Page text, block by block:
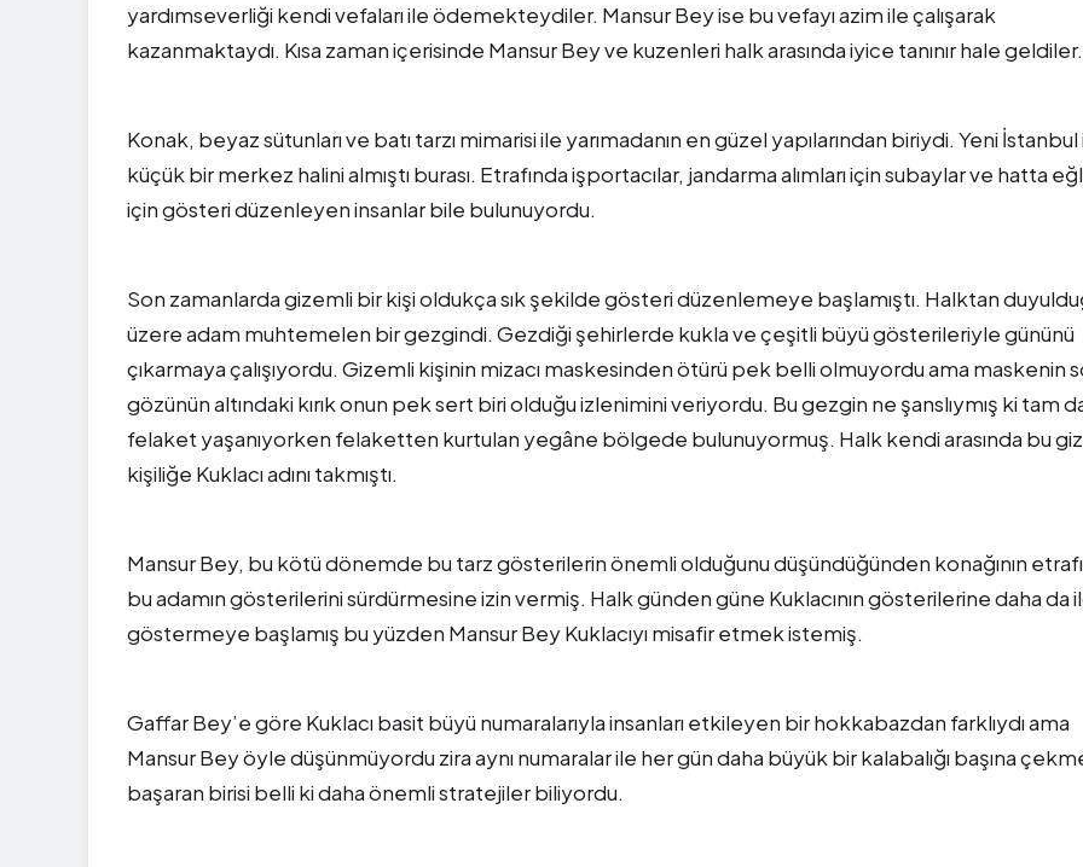
yardımseverliği kendi vefaları ile ödemekteydiler. Mansur Bey ise bu vefayı azim ile çalışarak
kazanmaktaydı. Kısa zaman içerisinde Mansur Bey ve kuzenleri halk arasında iyice tanınır hale geldiler.
Konak, beyaz sütunları ve batı tarzı mimarisi ile yarımadanın en güzel yapılarından biriydi. Yeni İstanbul
küçük bir merkez halini almıştı burası. Etrafında işportacılar, jandarma alımları için subaylar ve hatta
için gösteri düzenleyen insanlar bile bulunuyordu.
Son zamanlarda gizemli bir kişi oldukça sık şekilde gösteri düzenlemeye başlamıştı. Halktan
üzere adam muhtemelen bir gezgindi. Gezdiği şehirlerde kukla ve çeşitli büyü gösterileriyle gününü
çıkarmaya çalışıyordu. Gizemli kişinin mizacı maskesinden ötürü pek belli olmuyordu ama maskenin
gözünün altındaki kırık onun pek sert biri olduğu izlenimini veriyordu. Bu gezgin ne şanslıymış ki tam
felaket yaşanıyorken felaketten kurtulan yegâne bölgede bulunuyormuş. Halk kendi arasında bu
kişiliğe Kuklacı adını takmıştı.
Mansur Bey, bu kötü dönemde bu tarz gösterilerin önemli olduğunu düşündüğünden konağının
bu adamın gösterilerini sürdürmesine izin vermiş. Halk günden güne Kuklacının gösterilerine daha da
göstermeye başlamış bu yüzden Mansur Bey Kuklacıyı misafir etmek istemiş.
Gaffar Bey’e göre Kuklacı basit büyü numaralarıyla insanları etkileyen bir hokkabazdan farklıydı ama
Mansur Bey öyle düşünmüyordu zira aynı numaralar ile her gün daha büyük bir kalabalığı başına
başaran birisi belli ki daha önemli stratejiler biliyordu.